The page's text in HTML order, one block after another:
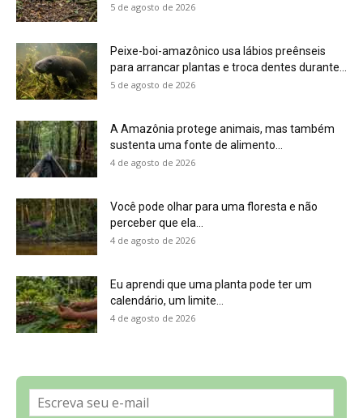
4 de agosto de 2026
Política de Privacidade, LGPD e RGPD